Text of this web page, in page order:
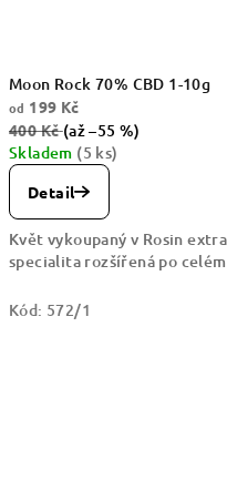
Moon Rock 70% CBD 1-10g
od 199 Kč
400 Kč(až –55 %)
Skladem (5 ks)
Detail
Květ vykoupaný v Rosin
specialita rozšířená po
Kód: 572/1